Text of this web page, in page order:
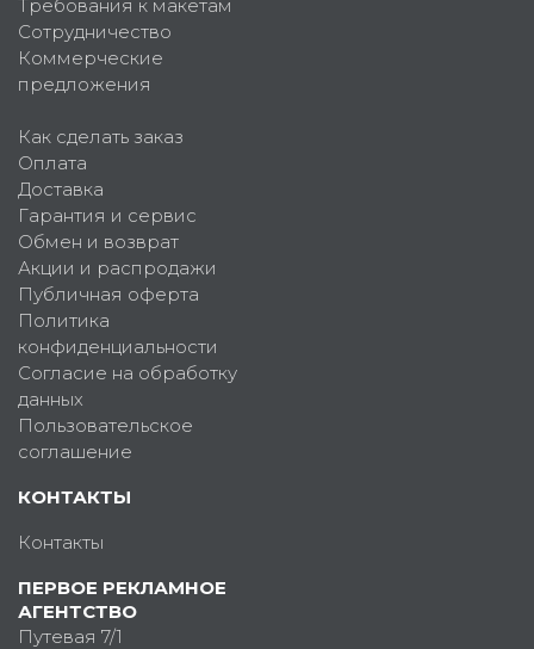
Требования к макетам
Сотрудничество
Коммерческие
предложения
Как сделать заказ
Оплата
Доставка
Гарантия и сервис
Обмен и возврат
Акции и распродажи
Публичная оферта
Политика
конфиденциальности
Согласие на обработку
данных
Пользовательское
соглашение
КОНТАКТЫ
Контакты
ПЕРВОЕ РЕКЛАМНОЕ
АГЕНТСТВО
Путевая 7/1